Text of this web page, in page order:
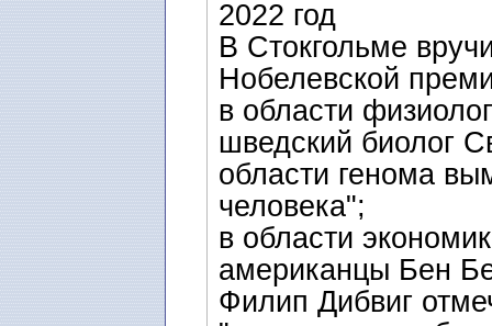
2022 год
В Стокгольме
Нобелевской
в области
шведский биолог
области генома
человека";
в области
американцы Бен
Филип Дибвиг